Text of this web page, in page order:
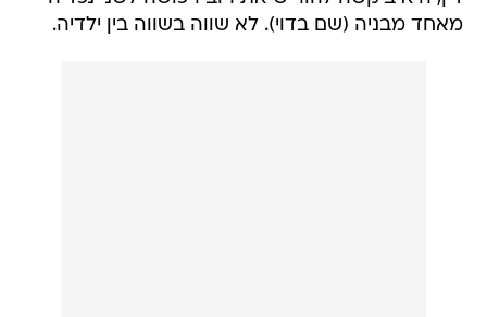
מאחד מבניה (שם בדוי). לא שווה בשווה בין ילדיה.